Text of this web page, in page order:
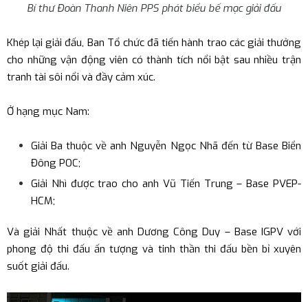
Bí thư Đoàn Thanh Niên PPS phát biểu bế mạc giải đấu
Khép lại giải đấu, Ban Tổ chức đã tiến hành trao các giải thưởng
cho những vận động viên có thành tích nổi bật sau nhiều trận
tranh tài sôi nổi và đầy cảm xúc.
Ở hạng mục Nam:
Giải Ba thuộc về anh Nguyễn Ngọc Nhã đến từ Base Biển
Đông POC;
Giải Nhì được trao cho anh Vũ Tiến Trung – Base PVEP-
HCM;
Và giải Nhất thuộc về anh Dương Công Duy – Base IGPV với
phong độ thi đấu ấn tượng và tinh thần thi đấu bền bỉ xuyên
suốt giải đấu.